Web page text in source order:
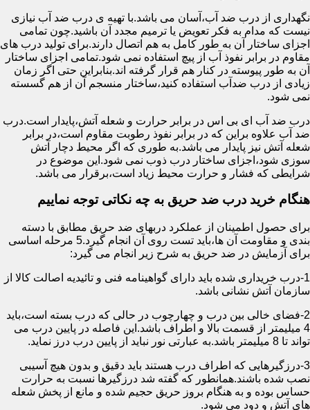
نگهداری از درب ضد آب،آسان می باشد.با تهیه ی درب ضد آب نیازی
نیست که مدام به فکر تعویض یا ترمیم مجدد آن باشید.چون تمامی
اجزای ساختار آن به طور کامل به هم اتصال دارند.برای تولید درب های
مقاوم در برابر نفوذ آب از پیچ استفاده نمی شود.تمامی اجزای ساختار
آن به طور پیوسته در کنار هم قرار گرفته اند.بنابراین حتی اگر زمان
زیادی از درب ضدآب استفاده کنید،ساختار منسجم آن از هم گسسته
نمی شود.
درب ضد آب ای بی اس در برابر حرارت و شعله آتش،پایدار است.درب
ضد آب علاوه براین که در برابر نفوذ رطوبت مقاوم است،در برابر
شعله آتش نیز پایدار می باشد.به طوری که اگر محیط دچار آتش
سوزی شود،اجزای ساختار درب ذوب نمی شود.این موضوع در
شرایطی که فشار و حرارت محیط زیاد است،برقرار می باشد.
هنگام خرید درب ضد حریق به چه نکاتی توجه نماییم
برای حصول اطمینان از عملکرد دربهای ضد حریق مطابق با دسته
بندی و مقاومت آن ها،باید تست روی آن انجام گیرد.5 مرحله اساسی
برای آزمایش در ضد حریق به شرح زیر انجام می گیرد:
1-درب خریداری شده باید دارای گواهینامه فنی و تائیدیه اصالت کالا از
سازمان آتش نشانی باشد.
2-فضای خالی بین درب و چهارچوب در حالی که درب بسته است،باید
4 میلیمتر از قسمت بالا و اطراف باشد.این فاصله در پایین درب می
تواند تا 8 میلیمتر باشد.به عبارتی نور نباید از پایین درب درز نماید.
3-درزگیرهایی که اطراف درب هستند باید دقیق و بدون هیچ آسیبی
نصب شده باشند.همانطور که گفته شد درزگیرها نسبت به حرارت
حساس بوده و به هنگام بروز حریق حجیم شده و مانع از پخش شعله
های آتش و دود می شود.